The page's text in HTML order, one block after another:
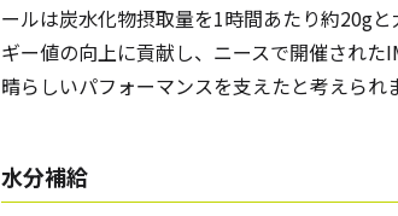
ールは炭水化物摂取量を1時間あたり約20g
ギー値の向上に貢献し、ニースで開催され
晴らしいパフォーマンスを支えたと考えられ
水分補給